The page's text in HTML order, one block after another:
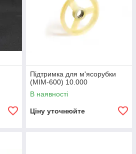
Підтримка для м'ясорубки
(МІМ-600) 10.000
В наявності
Ціну уточнюйте